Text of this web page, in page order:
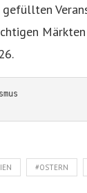
gefüllten
#OSTERN